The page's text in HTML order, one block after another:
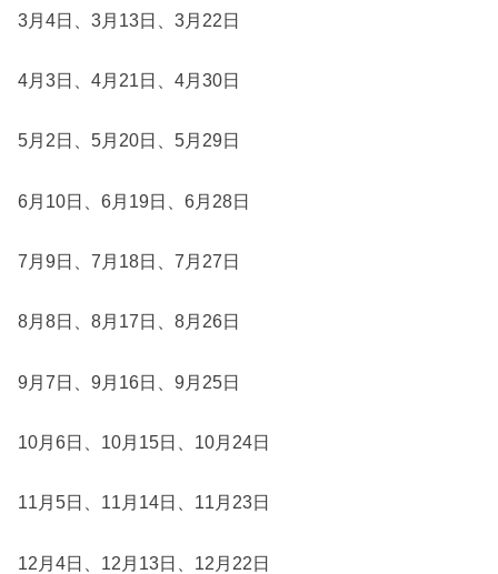
3月4日、3月13日、3月22日
4月3日、4月21日、4月30日
5月2日、5月20日、5月29日
6月10日、6月19日、6月28日
7月9日、7月18日、7月27日
8月8日、8月17日、8月26日
9月7日、9月16日、9月25日
10月6日、10月15日、10月24日
11月5日、11月14日、11月23日
12月4日、12月13日、12月22日